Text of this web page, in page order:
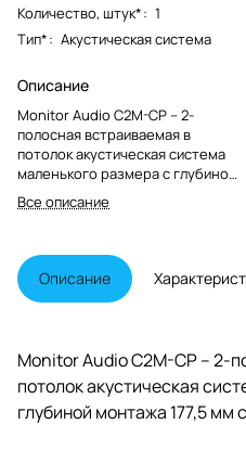
Количество, штук*: 1
Тип*: Акустическая система
Описание
Monitor Audio C2M-CP – 2-
полосная встраиваемая в
потолок акустическая система
маленького размера с глубиной
монтажа 177,5 мм серии Creator.
Все описание
Описание
Monitor Audio C2M-CP – 2-
потолок акустическая
глубиной монтажа 177,5 мм